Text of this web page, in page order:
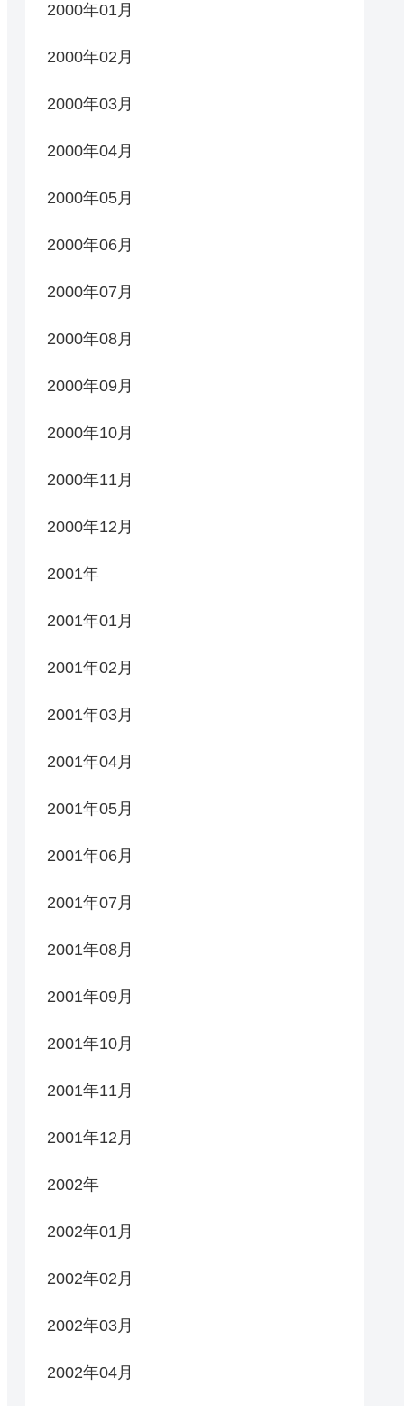
2000年01月
2000年02月
2000年03月
2000年04月
2000年05月
2000年06月
2000年07月
2000年08月
2000年09月
2000年10月
2000年11月
2000年12月
2001年
2001年01月
2001年02月
2001年03月
2001年04月
2001年05月
2001年06月
2001年07月
2001年08月
2001年09月
2001年10月
2001年11月
2001年12月
2002年
2002年01月
2002年02月
2002年03月
2002年04月